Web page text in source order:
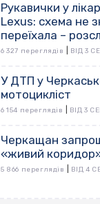
Рукавички у
Lexus: схема не
переїхала –
6 327 переглядів ВІД 3
У ДТП у
мотоцикліст
6 154 переглядів ВІД 3
Черкащан
«живий
5 866 переглядів ВІД 4